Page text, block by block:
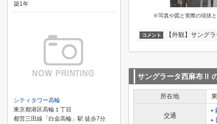
※写真や図と実際の現状
コメント 【外観】サング
サングラータ西麻布Ⅱ
所在地
交通
築1年
シティタワー高輪
東京都港区高輪１丁目
都営三田線「白金高輪」駅 徒歩7分